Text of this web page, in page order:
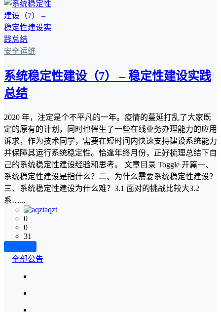
安全运维
系统稳定性建设（7） – 稳定性建设实践
总结
2020 年，注定是个不平凡的一年。疫情的蔓延打乱了大家既
定的原有的计划，同时也催生了一些在线业务办理能力的应用
诉求，作为技术同学，需要在短时间内快速支持建设系统能力
并保障其运行系统稳定性。恰逢年终月份，正好梳理总结下自
己的系统稳定性建设经验和思考。 文章目录 Toggle 开篇一、
系统稳定性建设是指什么？二、为什么需要系统稳定性建设？
三、系统稳定性建设为什么难？3.1 面对的挑战比较大3.2
系…...
aqzt
0
0
31
全部公告